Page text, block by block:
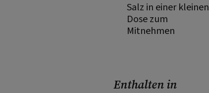
Salz in einer kleinen
Dose zum
Mitnehmen
Enthalten in